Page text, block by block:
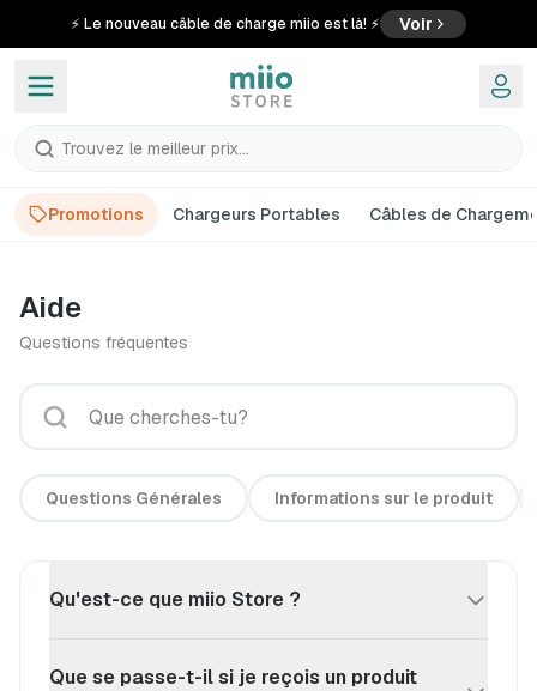
⚡ Le nouveau câble de charge miio est là! ⚡ Voir
Trouvez le meilleur prix...
Promotions Chargeurs Portables Câbles de
Aide
Questions fréquentes
Questions Générales Informations sur le produit
Qu'est-ce que miio Store ?
Que se passe-t-il si je reçois un produit